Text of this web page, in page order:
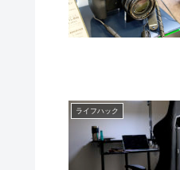
ライフハック